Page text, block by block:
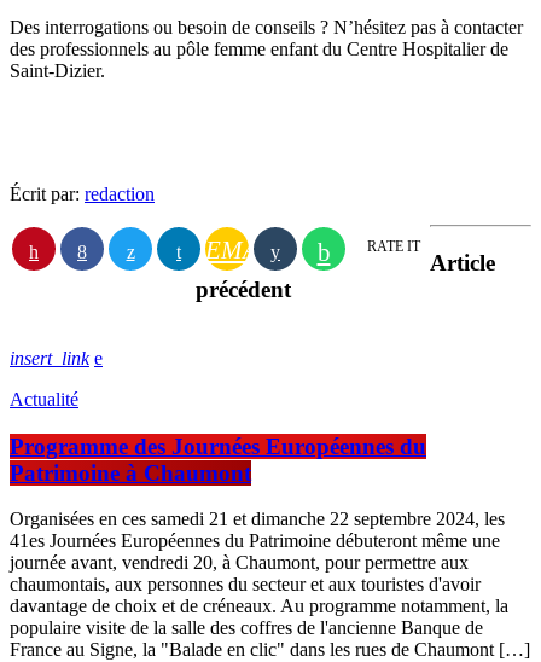
Des interrogations ou besoin de conseils ? N’hésitez pas à contacter
des professionnels au pôle femme enfant du Centre Hospitalier de
Saint-Dizier.
Écrit par: redaction
EMAIL RATE IT
Article
précédent
insert_link
Actualité
Programme des Journées Européennes du
Patrimoine à Chaumont
Organisées en ces samedi 21 et dimanche 22 septembre 2024, les
41es Journées Européennes du Patrimoine débuteront même une
journée avant, vendredi 20, à Chaumont, pour permettre aux
chaumontais, aux personnes du secteur et aux touristes d'avoir
davantage de choix et de créneaux. Au programme notamment, la
populaire visite de la salle des coffres de l'ancienne Banque de
France au Signe, la "Balade en clic" dans les rues de Chaumont […]